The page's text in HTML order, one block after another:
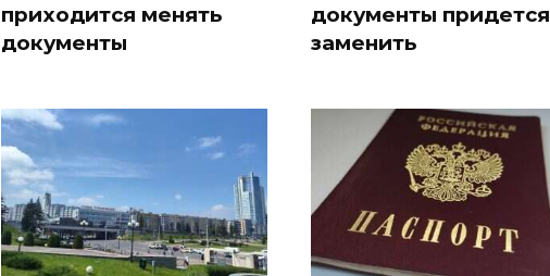
приходится менять
документы
документы придется
заменить